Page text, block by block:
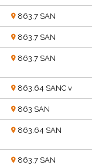
863.7 SAN
863.7 SAN
863.7 SAN
863.64 SANC v
863 SAN
863.64 SAN
863.7 SAN